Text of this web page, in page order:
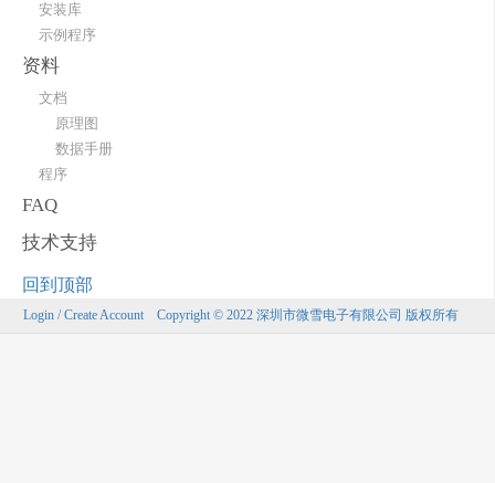
安装库
示例程序
资料
文档
原理图
数据手册
程序
FAQ
技术支持
回到顶部
Login / Create Account Copyright © 2022 深圳市微雪电子有限公司 版权所有